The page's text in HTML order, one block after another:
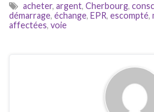
acheter, argent, Cherbourg,
démarrage, échange, EPR, escompté,
affectées, voie